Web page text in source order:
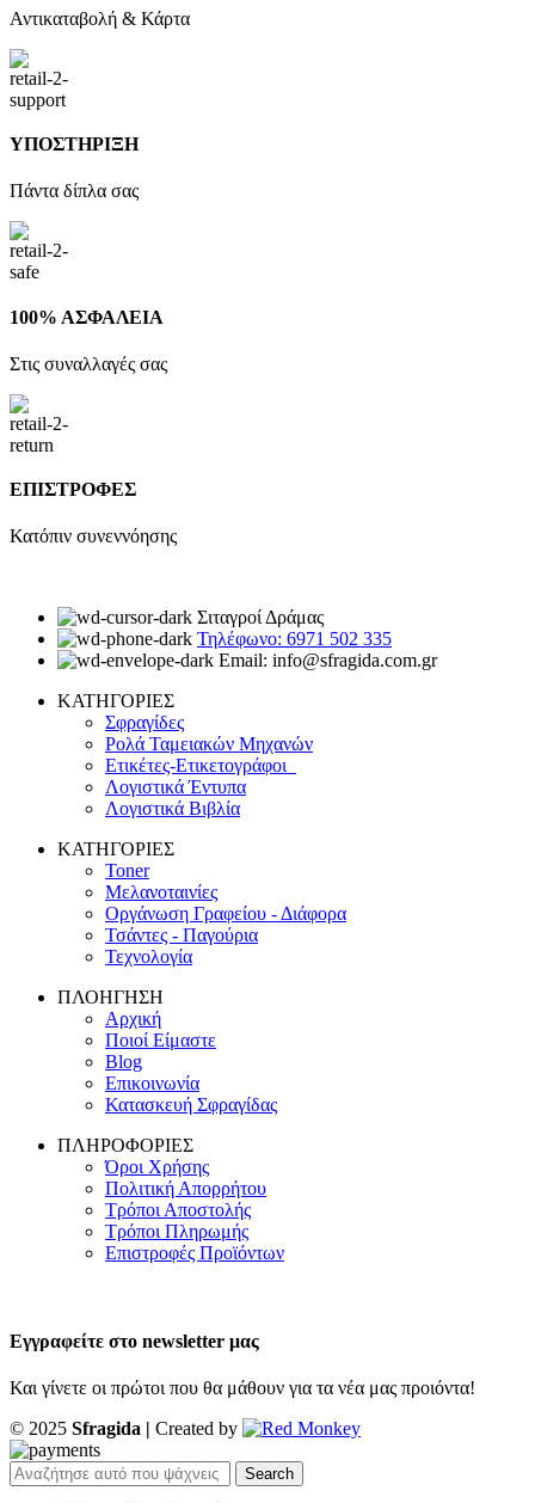
Αντικαταβολή & Κάρτα
ΥΠΟΣΤΗΡΙΞΗ
Πάντα δίπλα σας
100% ΑΣΦΑΛΕΙΑ
Στις συναλλαγές σας
ΕΠΙΣΤΡΟΦΕΣ
Κατόπιν συνεννόησης
Σιταγροί Δράμας
Τηλέφωνο: 6971 502 335
Email: info@sfragida.com.gr
ΚΑΤΗΓΟΡΙΕΣ
Σφραγίδες
Ρολά Ταμειακών Μηχανών
Ετικέτες-Ετικετογράφοι
Λογιστικά Έντυπα
Λογιστικά Βιβλία
ΚΑΤΗΓΟΡΙΕΣ
Toner
Μελανοταινίες
Οργάνωση Γραφείου - Διάφορα
Τσάντες - Παγούρια
Τεχνολογία
ΠΛΟΗΓΗΣΗ
Αρχική
Ποιοί Είμαστε
Blog
Επικοινωνία
Κατασκευή Σφραγίδας
ΠΛΗΡΟΦΟΡΙΕΣ
Όροι Χρήσης
Πολιτική Απορρήτου
Τρόποι Αποστολής
Τρόποι Πληρωμής
Επιστροφές Προϊόντων
Εγγραφείτε στο newsletter μας
Και γίνετε οι πρώτοι που θα μάθουν για τα νέα μας προιόντα!
© 2025 Sfragida | Created by
Search